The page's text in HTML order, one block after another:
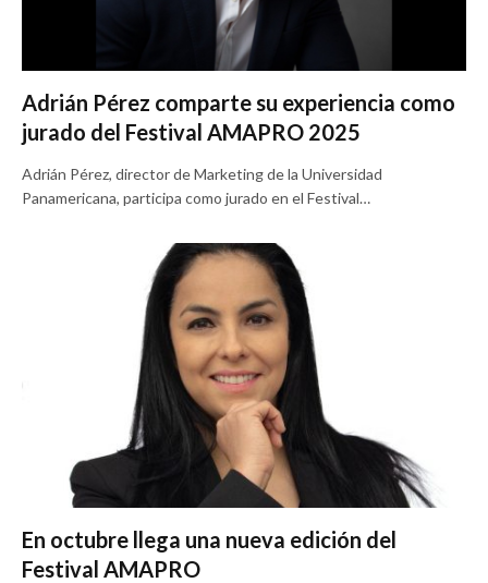
Adrián Pérez comparte su experiencia como
jurado del Festival AMAPRO 2025
Adrián Pérez, director de Marketing de la Universidad
Panamericana, participa como jurado en el Festival…
En octubre llega una nueva edición del
Festival AMAPRO